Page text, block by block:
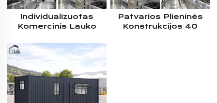
Individualizuotas
Komercinis Lauko
Modulinės Prekinės
Konteinerinės
Neformalių Patiekalų
Virtuvės Projektas Ir
Sprendimas
Patvarios Plieninės
Konstrukcijos 40